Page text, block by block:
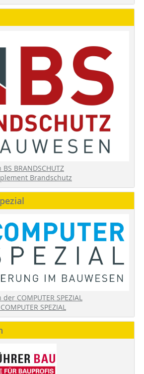
BRANDSCHUTZ
Brandschutz
COMPUTER SPEZIAL
SPEZIAL